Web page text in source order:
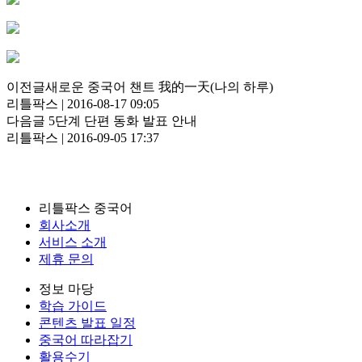
이전글새로운 중국어 챈트 我的一天(나의 하루)
리틀팍스 | 2016-08-17 09:05
다음글 5단계 단편 동화 발표 안내
리틀팍스 | 2016-09-05 17:37
리틀팍스 중국어
회사소개
서비스 소개
제휴 문의
정보 마당
학습 가이드
콘텐츠 발표 일정
중국어 따라잡기
활용수기